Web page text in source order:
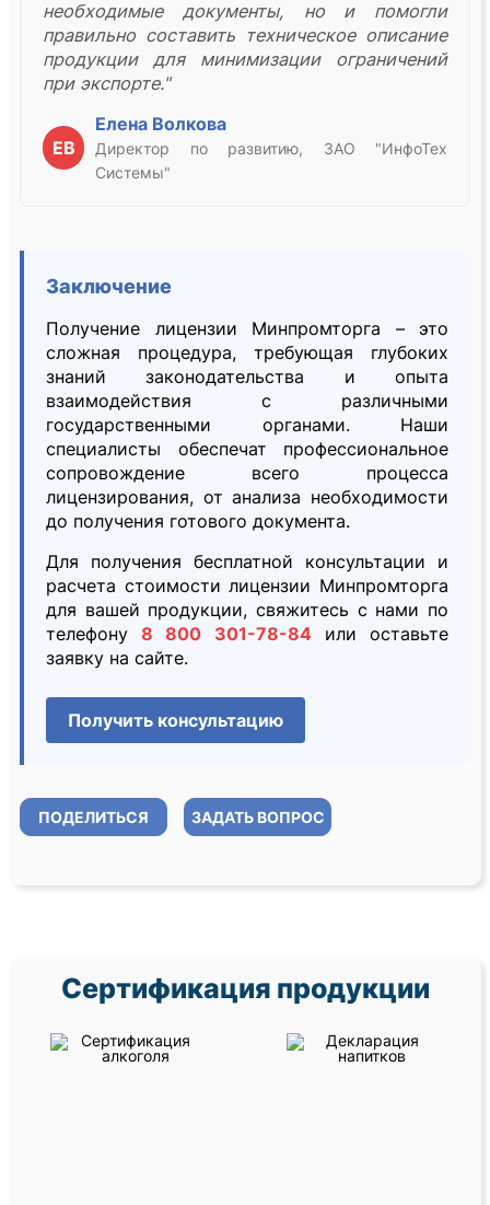
необходимые документы, но и помогли
правильно составить техническое описание
продукции для минимизации ограничений
при экспорте."
ЕВ
Елена Волкова
Директор по развитию, ЗАО "ИнфоТех
Системы"
Заключение
Получение лицензии Минпромторга – это
сложная процедура, требующая глубоких
знаний законодательства и опыта
взаимодействия с различными
государственными органами. Наши
специалисты обеспечат профессиональное
сопровождение всего процесса
лицензирования, от анализа необходимости
до получения готового документа.
Для получения бесплатной консультации и
расчета стоимости лицензии Минпромторга
для вашей продукции, свяжитесь с нами по
телефону8 800 301-78-84или оставьте
заявку на сайте.
Получить консультацию
ПОДЕЛИТЬСЯ ЗАДАТЬ ВОПРОС
Сертификация продукции